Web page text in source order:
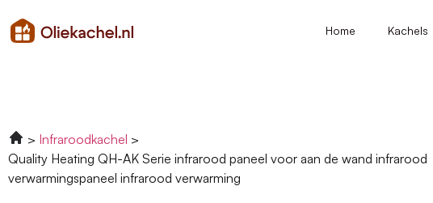
Home Kachels
Infraroodkachel
Quality Heating QH-AK Serie infrarood paneel voor aan de wand infrarood
verwarmingspaneel infrarood verwarming